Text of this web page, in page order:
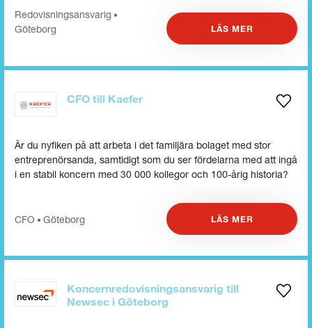
Redovisningsansvarig •
Göteborg LÄS MER
CFO till Kaefer
Är du nyfiken på att arbeta i det familjära bolaget med stor
entreprenörsanda, samtidigt som du ser fördelarna med att ingå
i en stabil koncern med 30 000 kollegor och 100-årig historia?
CFO • Göteborg LÄS MER
Koncernredovisningsansvarig till
Newsec i Göteborg